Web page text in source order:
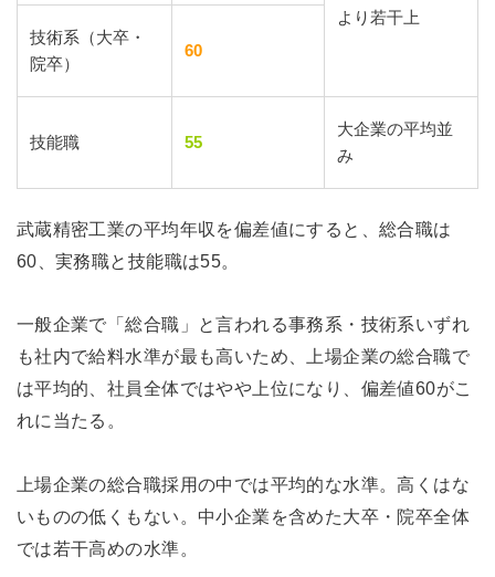
より若干上
技術系（大卒・
院卒）
60
技能職 55
大企業の平均並
み
武蔵精密工業の平均年収を偏差値にすると、総合職は
60、実務職と技能職は55。
一般企業で「総合職」と言われる事務系・技術系いずれ
も社内で給料水準が最も高いため、上場企業の総合職で
は平均的、社員全体ではやや上位になり、偏差値60がこ
れに当たる。
上場企業の総合職採用の中では平均的な水準。高くはな
いものの低くもない。中小企業を含めた大卒・院卒全体
では若干高めの水準。